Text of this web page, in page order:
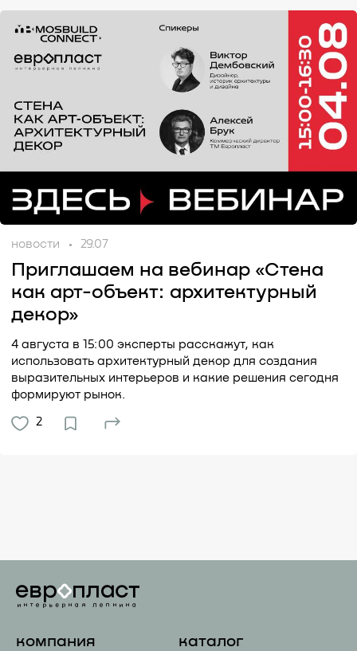
новости 29.07
Приглашаем на вебинар «Стена
как арт-объект: архитектурный
декор»
4 августа в 15:00 эксперты расскажут, как
использовать архитектурный декор для создания
выразительных интерьеров и какие решения сегодня
формируют рынок.
2
компания каталог